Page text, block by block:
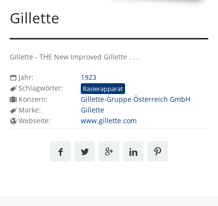
Gillette
Gillette - THE New Improved Gillette . . .
Jahr:
1923
Schlagwörter:
Rasierapparat
Konzern:
Gillette-Gruppe Österreich GmbH
Marke:
Gillette
Webseite:
www.gillette.com